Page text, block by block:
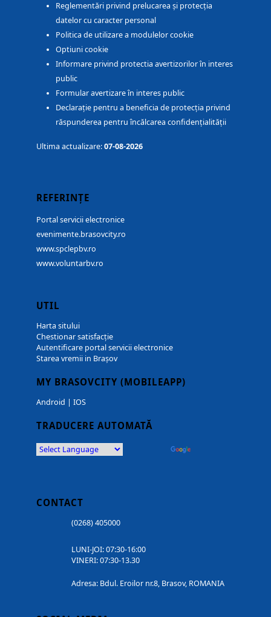
Reglementări privind prelucarea și protecția
datelor cu caracter personal
Politica de utilizare a modulelor cookie
Optiuni cookie
Informare privind protectia avertizorilor în interes
public
Formular avertizare în interes public
Declarație pentru a beneficia de protecția privind
răspunderea pentru încălcarea confidențialității
Ultima actualizare:07-08-2026
REFERINȚE
Portal servicii electronice
evenimente.brasovcity.ro
www.spclepbv.ro
www.voluntarbv.ro
UTIL
Harta sitului
Chestionar satisfacție
Autentificare portal servicii electronice
Starea vremii in Brașov
MY BRASOVCITY (MOBILEAPP)
Android | IOS
TRADUCERE AUTOMATĂ
CONTACT
(0268) 405000
LUNI-JOI: 07:30-16:00
VINERI: 07:30-13.30
Adresa: Bdul. Eroilor nr.8, Brasov, ROMANIA